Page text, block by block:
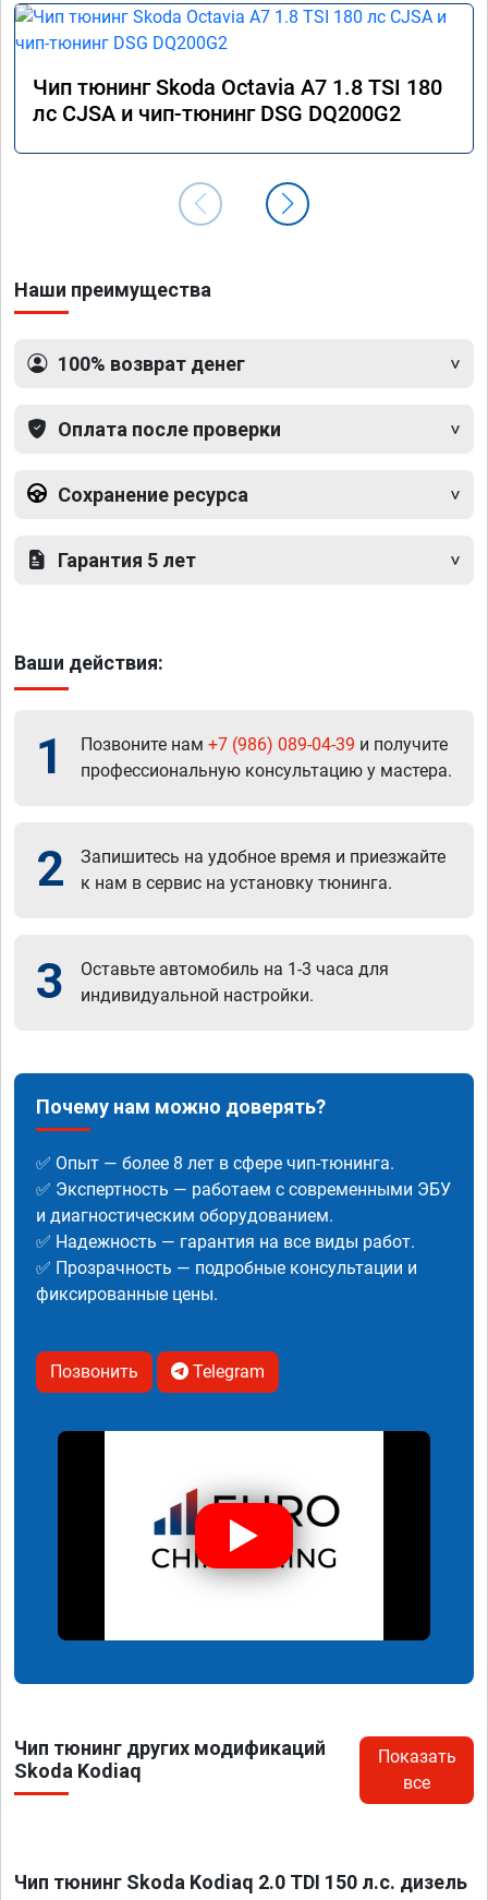
Чип тюнинг Skoda Octavia A7 1.8 TSI 180
лс CJSA и чип-тюнинг DSG DQ200G2
Наши преимущества
100% возврат денег
Оплата после проверки
Сохранение ресурса
Гарантия 5 лет
Ваши действия:
1 Позвоните нам +7 (986) 089-04-39 и получите
профессиональную консультацию у мастера.
2
Запишитесь на удобное время и приезжайте
к нам в сервис на установку тюнинга.
3
Оставьте автомобиль на 1-3 часа для
индивидуальной настройки.
Почему нам можно доверять?
✅ Опыт — более 8 лет в сфере чип-тюнинга.
✅ Экспертность — работаем с современными ЭБУ
и диагностическим оборудованием.
✅ Надежность — гарантия на все виды работ.
✅ Прозрачность — подробные консультации и
фиксированные цены.
Позвонить Telegram
Чип тюнинг других модификаций
Skoda Kodiaq
Показать
все
Чип тюнинг Skoda Kodiaq 2.0 TDI 150 л.с. дизель